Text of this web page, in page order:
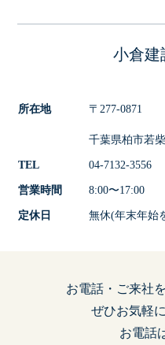
小倉建
所在地 〒277-0871
千葉県柏市若
TEL 04-7132-3556
営業時間 8:00〜17:00
定休日 無休(年末年始
お電話・ご来社
ぜひお気軽
お電話